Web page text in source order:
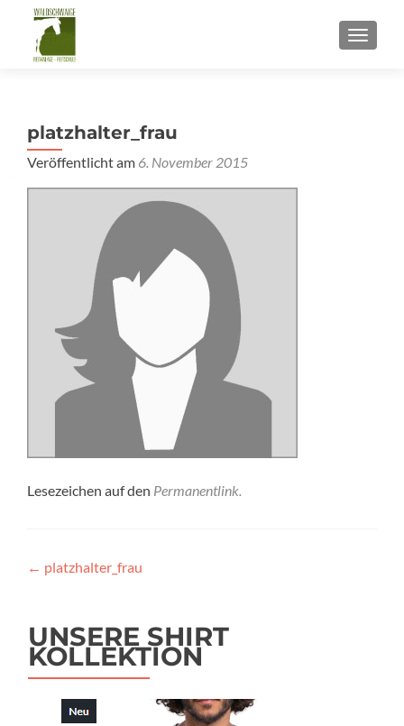
platzhalter_frau
Veröffentlicht am 6. November 2015
Lesezeichen auf den Permanentlink.
Beitragsnavigation
← platzhalter_frau
UNSERE SHIRT
KOLLEKTION